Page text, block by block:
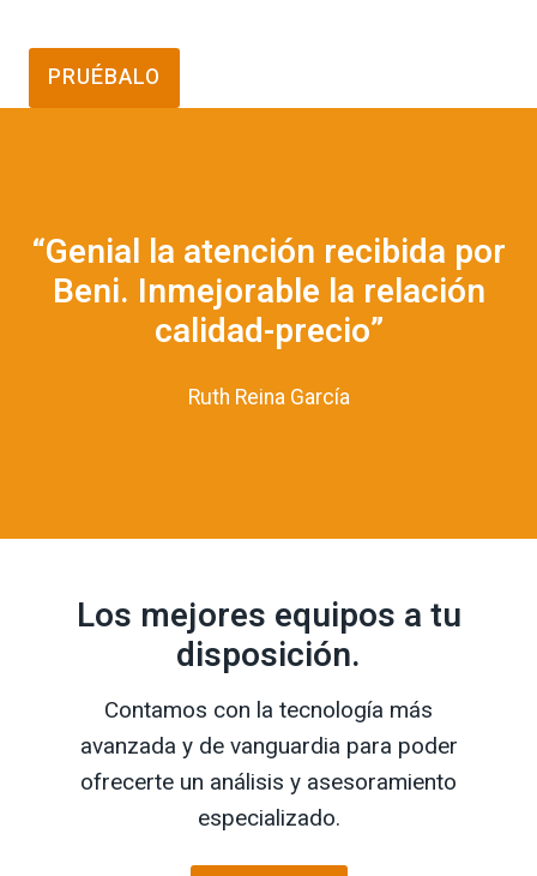
PRUÉBALO
“Genial la atención recibida por
Beni. Inmejorable la relación
calidad-precio”
Ruth Reina García
Los mejores equipos a tu
disposición.
Contamos con la tecnología más
avanzada y de vanguardia para poder
ofrecerte un análisis y asesoramiento
especializado.